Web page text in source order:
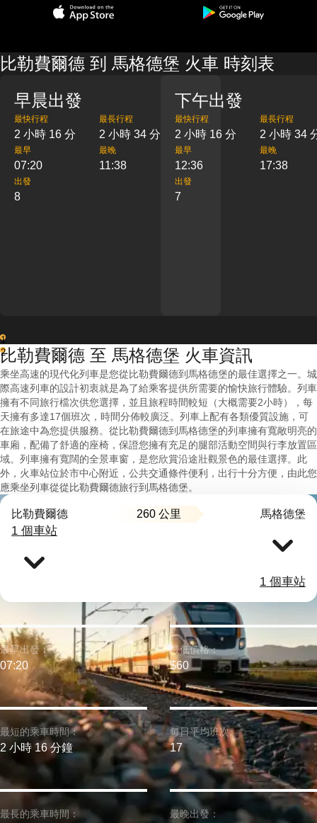
比勒費爾德 到 馬格德堡 火車 時刻表
早晨出發
最快行程
2 小時 16 分
最長行程
2 小時 34 分
最早
07:20
最晚
11:38
出發
8
下午出發
最快行程
2 小時 16 分
最長行程
2 小時 34
最早
12:36
最晚
17:38
出發
7
1
2
比勒費爾德 至 馬格德堡 火車資訊
乘坐高速的現代化列車是您從比勒費爾德到馬格德堡的最佳選擇之一。城
際高速列車的設計初衷就是為了給乘客提供所需要的愉快旅行體驗。列車
擁有不同旅行檔次供您選擇，並且旅程時間較短（大概需要2小時），每
天擁有多達17個班次，時間分佈較廣泛。列車上配有各類優質設施，可
在旅途中為您提供服務。從比勒費爾德到馬格德堡的列車擁有寬敞明亮的
車廂，配備了舒適的座椅，保證您擁有充足的腿部活動空間與行李放置區
域。列車擁有寬闊的全景車窗，是您欣賞沿途壯觀景色的最佳選擇。此
外，火車站位於市中心附近，公共交通條件便利，出行十分方便，由此您
應乘坐列車從從比勒費爾德旅行到馬格德堡。
比勒費爾德 260 公里 馬格德堡
1 個車站
1 個車站
最短的乘車時間：
2 小時 16 分鐘
最早出發：
07:20
最長的乘車時間：
最低價格：
$60
每日平均班次:
17
最晚出發：